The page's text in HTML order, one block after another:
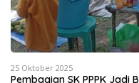
25 Oktober 2025
Pembagian SK PPPK Jadi